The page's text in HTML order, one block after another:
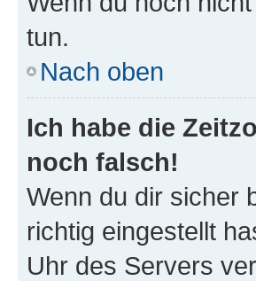
tun.
Nach oben
Ich habe die
noch falsch!
Wenn du dir sicher
richtig eingestellt
Uhr des Servers